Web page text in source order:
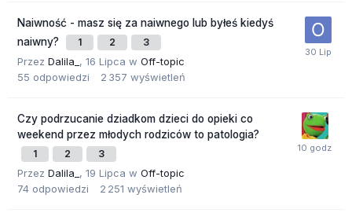
Naiwność - masz się za naiwnego lub byłeś kiedyś
naiwny?
1 2 3
Przez Dalila_ , 16 Lipca w Off-topic
55 odpowiedzi 2 357 wyświetleń
Czy podrzucanie dziadkom dzieci do opieki co
weekend przez młodych rodziców to patologia?
1 2 3
Przez Dalila_ , 19 Lipca w Off-topic
74 odpowiedzi 2 251 wyświetleń